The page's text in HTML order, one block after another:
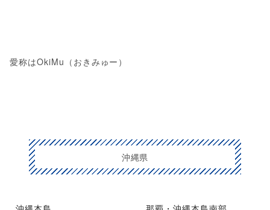
愛称はOkiMu（おきみゅー）
沖縄県